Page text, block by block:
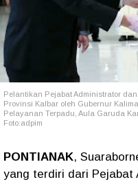
Pelantikan Pejabat Administrator
Provinsi Kalbar oleh Gubernur
Pelayanan Terpadu, Aula Garuda
Foto:adpim
PONTIANAK,
yang terdiri dari Pejabat